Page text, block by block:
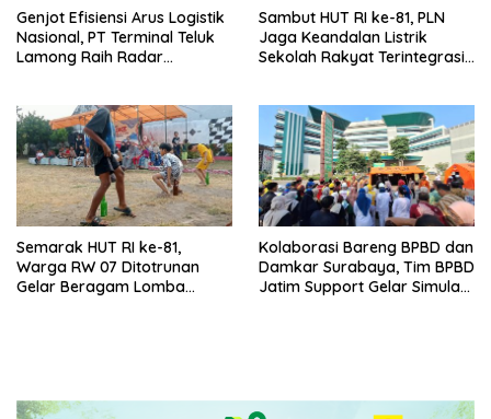
Genjot Efisiensi Arus Logistik
Nasional, PT Terminal Teluk
Lamong Raih Radar
Sambut HUT RI ke-81, PLN
Jaga Keandalan Listrik
Sekolah Rakyat Terintegrasi 1
Semarak HUT RI ke-81,
Warga RW 07 Ditotrunan
Gelar Beragam Lomba
Kolaborasi Bareng BPBD dan
Damkar Surabaya, Tim BPBD
Jatim Support Gelar Simulasi